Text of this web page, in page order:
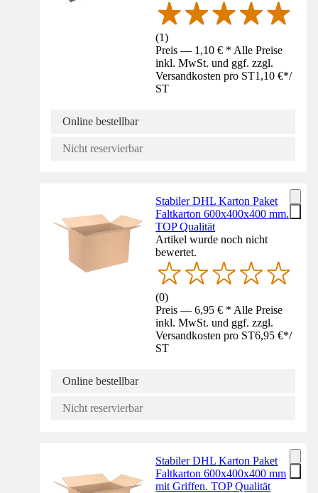
(1)
Preis — 1,10 € * Alle Preise
inkl. MwSt. und ggf. zzgl.
Versandkosten pro ST1,10 €*/
ST
Online bestellbar
Nicht reservierbar
Stabiler DHL Karton Paket
Faltkarton 600x400x400 mm.
TOP Qualität
Artikel wurde noch nicht
bewertet.
(0)
Preis — 6,95 € * Alle Preise
inkl. MwSt. und ggf. zzgl.
Versandkosten pro ST6,95 €*/
ST
Online bestellbar
Nicht reservierbar
Stabiler DHL Karton Paket
Faltkarton 600x400x400 mm
mit Griffen. TOP Qualität